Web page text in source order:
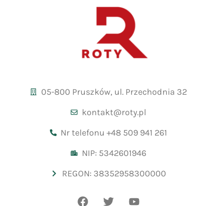
05-800 Pruszków, ul. Przechodnia 32
kontakt@roty.pl
Nr telefonu +48 509 941 261
NIP: 5342601946
REGON: 38352958300000